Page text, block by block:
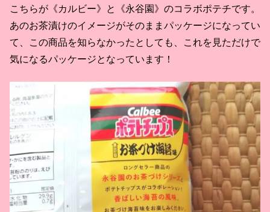
こちらが《カルビー》と《永谷園》のコラボポテチです。
あのお茶漬けのイメージがそのままパッケージになってい
て、この商品を知らなかったとしても、これを見ただけで
気になるパッケージとなっています！